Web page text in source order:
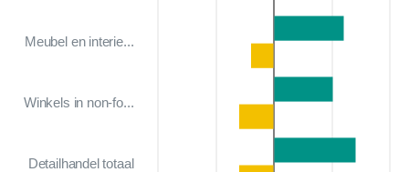
Meubel en interie...
Winkels in non-fo...
Detailhandel totaal